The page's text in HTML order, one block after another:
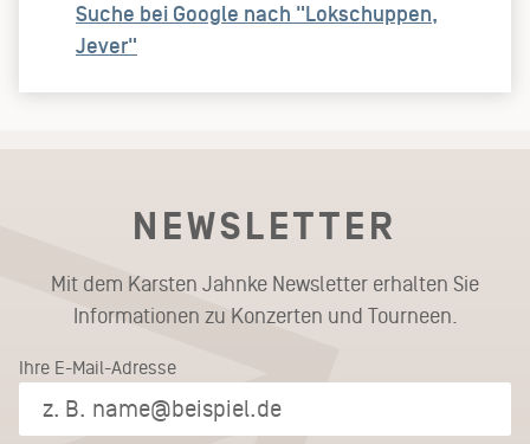
Suche bei Google nach "Lokschuppen,
Jever"
NEWSLETTER
Mit dem Karsten Jahnke Newsletter erhalten Sie
Informationen zu Konzerten und Tourneen.
Ihre E-Mail-Adresse